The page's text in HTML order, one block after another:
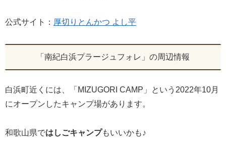
公式サイト： 厚切りとんかつ よし平
「南紀白浜プラージュフォレ」の周辺情報
白浜町近くには、「MIZUGORI CAMP」という2022年10月
にオープンしたキャンプ場があります。
和歌山県ではしごキャンプもいいかも♪